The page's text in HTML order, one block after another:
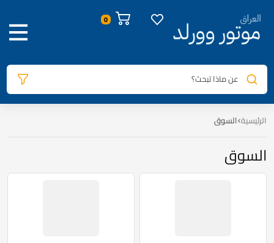
عن ماذا تبحث؟
الرئيسية السوق
السوق